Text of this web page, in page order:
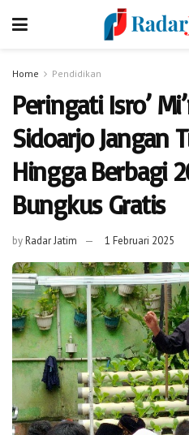
Home Pendidikan
Peringati Isro’
Sidoarjo Jangan
Hingga Berbagi
Bungkus Gratis
byRadar Jatim 1 Februari 2025